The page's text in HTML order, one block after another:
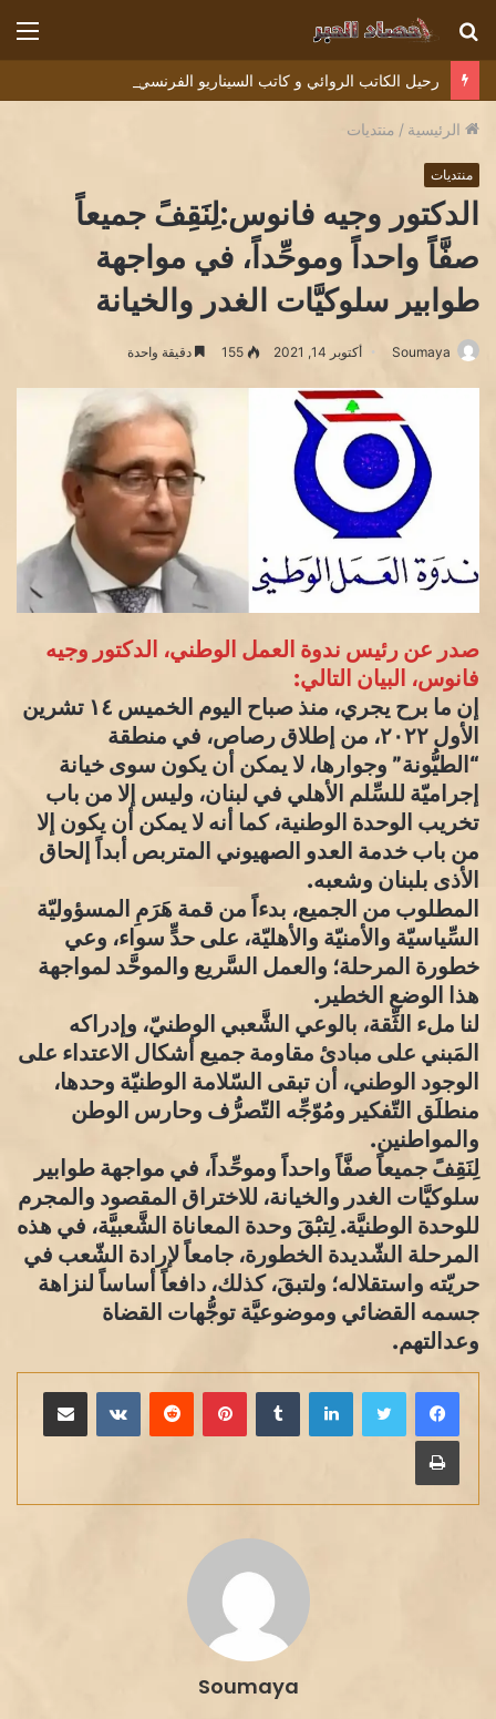
بحث
عن
الرئيسية / منتديات
منتديات
الدكتور وجيه فانوس:لِنَقِفً جميعاً
صفَّاً واحداً وموحِّداً، في مواجهة
طوابير سلوكيَّات الغدر والخيانة
Soumaya أكتوبر 14, 2021 155 دقيقة واحدة
صدر عن رئيس ندوة العمل الوطني، الدكتور وجيه
فانوس، البيان التالي:
إن ما برح يجري، منذ صباح اليوم الخميس ١٤ تشرين
الأول ٢٠٢٢، من إطلاق رصاص، في منطقة
“الطيُّونة” وجوارها، لا يمكن أن يكون سوى خيانة
إجراميّة للسِّلم الأهلي في لبنان، وليس إلا من باب
تخريب الوحدة الوطنية، كما أنه لا يمكن أن يكون إلا
من باب خدمة العدو الصهيوني المتربص أبداً إلحاق
الأذى بلبنان وشعبه.
المطلوب من الجميع، بدءاً من قمة هَرَمِ المسؤوليّة
السِّياسيّة والأمنيّة والأهليّة، على حدٍّ سواء، وعي
خطورة المرحلة؛ والعمل السَّريع والموحَّد لمواجهة
هذا الوضع الخطير.
لنا ملء الثِّقة، بالوعي الشَّعبي الوطنيّ، وإدراكه
المَبني على مبادئ مقاومة جميع أشكال الاعتداء على
الوجود الوطني، أن تبقى السّلامة الوطنيّة وحدها،
منطلَق التّفكير ومُوّجِّه التّصرُّف وحارس الوطن
والمواطنين.
لِنَقِفً جميعاً صفَّاً واحداً وموحِّداً، في مواجهة طوابير
سلوكيَّات الغدر والخيانة، للاختراق المقصود والمجرم
للوحدة الوطنيَّة. لِتبَْقَ وحدة المعاناة الشَّعبيَّة، في هذه
المرحلة الشّديدة الخطورة، جامعاً لإرادة الشّعب في
حريّته واستقلاله؛ ولتبقَ، كذلك، دافعاً أساساً لنزاهة
جسمه القضائي وموضوعيَّة توجُّهات القضاة
وعدالتهم.
لينكدإن بينتيريست مشاركة عبر البريد
طباعة
Soumaya